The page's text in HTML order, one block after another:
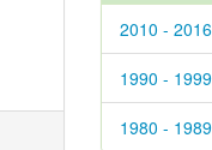
2010 - 2016
1990 - 1999
1980 - 1989